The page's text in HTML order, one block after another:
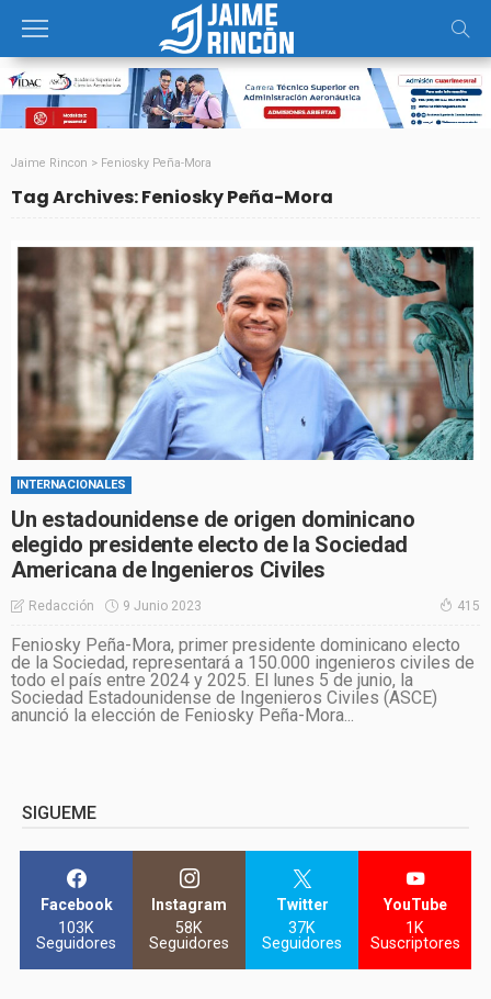
Jaime Rincon > Feniosky Peña-Mora
Tag Archives: Feniosky Peña-Mora
INTERNACIONALES
Un estadounidense de origen dominicano
elegido presidente electo de la Sociedad
Americana de Ingenieros Civiles
Redacción 9 Junio 2023 415
Feniosky Peña-Mora, primer presidente dominicano electo
de la Sociedad, representará a 150.000 ingenieros civiles de
todo el país entre 2024 y 2025. El lunes 5 de junio, la
Sociedad Estadounidense de Ingenieros Civiles (ASCE)
anunció la elección de Feniosky Peña-Mora...
SIGUEME
Facebook
103K
Seguidores
Instagram
58K
Seguidores
Twitter
37K
Seguidores
YouTube
1K
Suscriptores